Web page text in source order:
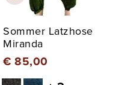
Sommer Latzhose
Miranda
€ 85,00